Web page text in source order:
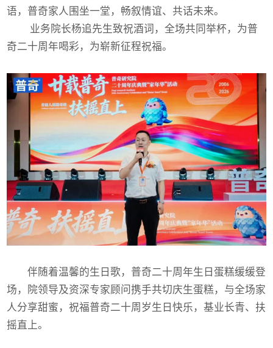
语，普奇家人围坐一堂，畅叙情谊、共话未来。
业务院长杨追先生致祝酒词，全场共同举杯，为普
奇二十周年喝彩，为崭新征程祝福。
伴随着温馨的生日歌，普奇二十周年生日蛋糕缓缓登
场，院领导及资深专家顾问携手共切庆生蛋糕，与全场家
人分享甜蜜，祝福普奇二十周岁生日快乐，基业长青、扶
摇直上。